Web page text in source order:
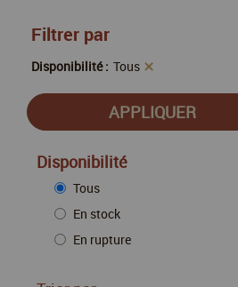
Filtrer par
Disponibilité : Tous
Disponibilité
Tous
En stock
En rupture